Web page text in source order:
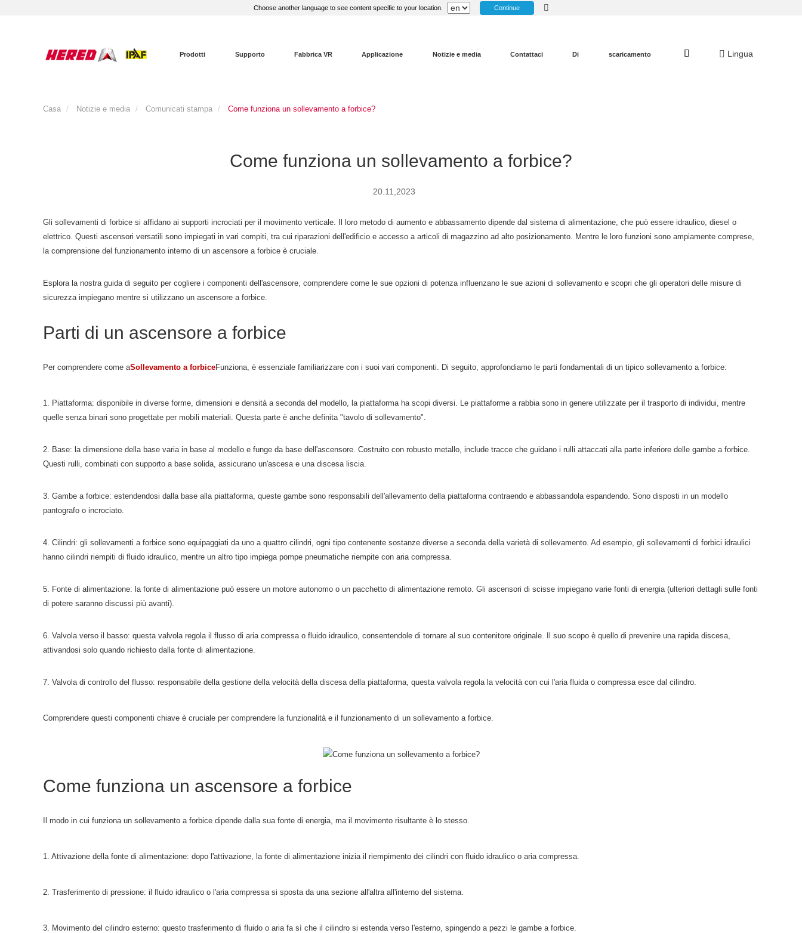
Choose another language to see content specific to your location. Continue
Prodotti Supporto Fabbrica VR Applicazione Notizie e media Contattaci Di scaricamento Lingua
Casa Notizie e media Comunicati stampa Come funziona un sollevamento a forbice?
Come funziona un sollevamento a forbice?
20.11,2023
Gli sollevamenti di forbice si affidano ai supporti incrociati per il movimento verticale. Il loro metodo di aumento e abbassamento dipende dal sistema di alimentazione, che può essere idraulico, diesel o
elettrico. Questi ascensori versatili sono impiegati in vari compiti, tra cui riparazioni dell'edificio e accesso a articoli di magazzino ad alto posizionamento. Mentre le loro funzioni sono ampiamente comprese,
la comprensione del funzionamento interno di un ascensore a forbice è cruciale.
Esplora la nostra guida di seguito per cogliere i componenti dell'ascensore, comprendere come le sue opzioni di potenza influenzano le sue azioni di sollevamento e scopri che gli operatori delle misure di
sicurezza impiegano mentre si utilizzano un ascensore a forbice.
Parti di un ascensore a forbice
Per comprendere come aSollevamento a forbiceFunziona, è essenziale familiarizzare con i suoi vari componenti. Di seguito, approfondiamo le parti fondamentali di un tipico sollevamento a forbice:
1. Piattaforma: disponibile in diverse forme, dimensioni e densità a seconda del modello, la piattaforma ha scopi diversi. Le piattaforme a rabbia sono in genere utilizzate per il trasporto di individui, mentre
quelle senza binari sono progettate per mobili materiali. Questa parte è anche definita "tavolo di sollevamento".
2. Base: la dimensione della base varia in base al modello e funge da base dell'ascensore. Costruito con robusto metallo, include tracce che guidano i rulli attaccati alla parte inferiore delle gambe a forbice.
Questi rulli, combinati con supporto a base solida, assicurano un'ascesa e una discesa liscia.
3. Gambe a forbice: estendendosi dalla base alla piattaforma, queste gambe sono responsabili dell'allevamento della piattaforma contraendo e abbassandola espandendo. Sono disposti in un modello
pantografo o incrociato.
4. Cilindri: gli sollevamenti a forbice sono equipaggiati da uno a quattro cilindri, ogni tipo contenente sostanze diverse a seconda della varietà di sollevamento. Ad esempio, gli sollevamenti di forbici idraulici
hanno cilindri riempiti di fluido idraulico, mentre un altro tipo impiega pompe pneumatiche riempite con aria compressa.
5. Fonte di alimentazione: la fonte di alimentazione può essere un motore autonomo o un pacchetto di alimentazione remoto. Gli ascensori di scisse impiegano varie fonti di energia (ulteriori dettagli sulle fonti
di potere saranno discussi più avanti).
6. Valvola verso il basso: questa valvola regola il flusso di aria compressa o fluido idraulico, consentendole di tornare al suo contenitore originale. Il suo scopo è quello di prevenire una rapida discesa,
attivandosi solo quando richiesto dalla fonte di alimentazione.
7. Valvola di controllo del flusso: responsabile della gestione della velocità della discesa della piattaforma, questa valvola regola la velocità con cui l'aria fluida o compressa esce dal cilindro.
Comprendere questi componenti chiave è cruciale per comprendere la funzionalità e il funzionamento di un sollevamento a forbice.
Come funziona un ascensore a forbice
Il modo in cui funziona un sollevamento a forbice dipende dalla sua fonte di energia, ma il movimento risultante è lo stesso.
1. Attivazione della fonte di alimentazione: dopo l'attivazione, la fonte di alimentazione inizia il riempimento dei cilindri con fluido idraulico o aria compressa.
2. Trasferimento di pressione: il fluido idraulico o l'aria compressa si sposta da una sezione all'altra all'interno del sistema.
3. Movimento del cilindro esterno: questo trasferimento di fluido o aria fa sì che il cilindro si estenda verso l'esterno, spingendo a pezzi le gambe a forbice.